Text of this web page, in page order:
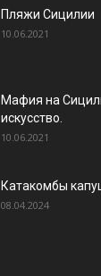
Пляжи Сицилии
10.06.2021
Мафия на
искусство.
10.06.2021
Катакомбы
08.04.2024